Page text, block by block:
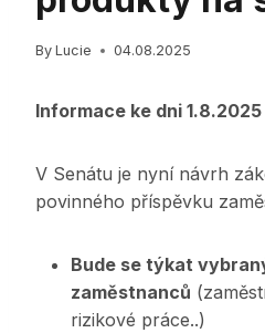
By Lucie 04.08.2025
Informace ke dni 1.8.2025
V Senátu je nyní návrh
povinného příspěvku
Bude se týkat
zaměstnanců
rizikové práce..)